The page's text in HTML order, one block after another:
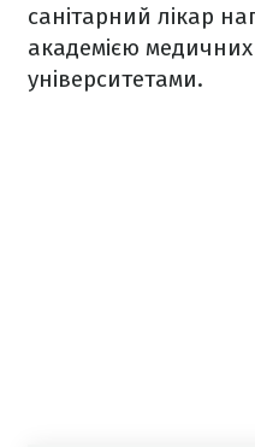
санітарний лікар
академією
університетами.